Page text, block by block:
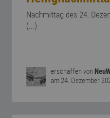
Nachmittag des 24.
(...)
erschaffen von
am 24. Dezember